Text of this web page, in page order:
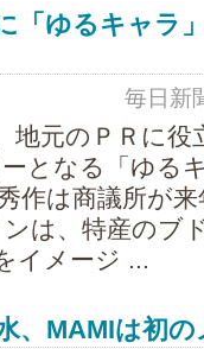
「ゆるキャラ
毎日新
地元のＰＲに役
となる「ゆる
作は商議所が
は、特産のブ
イメージ ...
、MAMIは初